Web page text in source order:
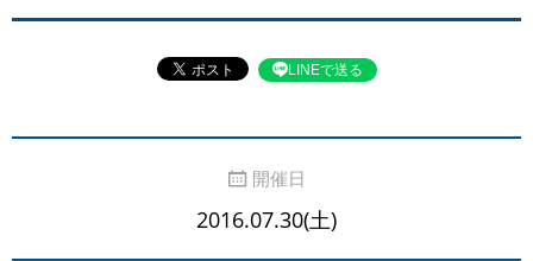
LINEで送る
開催日
2016.07.30(土)